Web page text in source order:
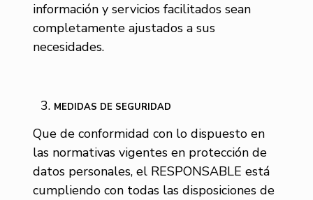
información y servicios facilitados sean
completamente ajustados a sus
necesidades.
MEDIDAS DE SEGURIDAD
Que de conformidad con lo dispuesto en
las normativas vigentes en protección de
datos personales, el RESPONSABLE está
cumpliendo con todas las disposiciones de